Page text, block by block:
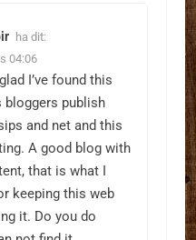
ha dit:
04:06
I’ve found this
bloggers publish
and net and this
A good blog with
that is what I
keeping this web
it. Do you do